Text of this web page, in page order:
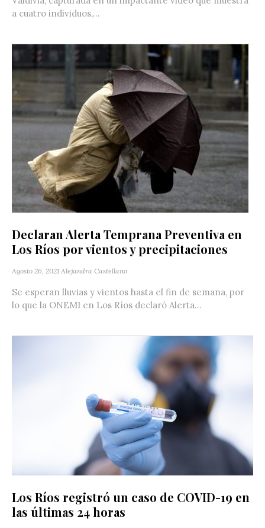
a cuatro individuos,...
Declaran Alerta Temprana Preventiva en
Los Ríos por vientos y precipitaciones
Agosto 26, 2021 Alejandra Castellano
Se esperan lluvias y vientos hasta el fin de semana, por
lo que la ONEMI en Los Ríos declaró Alerta...
Los Ríos registró un caso de COVID-19 en
las últimas 24 horas